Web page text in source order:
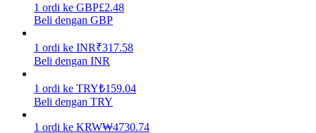
Dapatkan imbalan kompetitif setiap hari
1 ordi ke GBP£2.48
Beli dengan GBP
1 ordi ke INR₹317.58
Beli dengan INR
1 ordi ke TRY₺159.04
Beli dengan TRY
1 ordi ke KRW₩4730.74